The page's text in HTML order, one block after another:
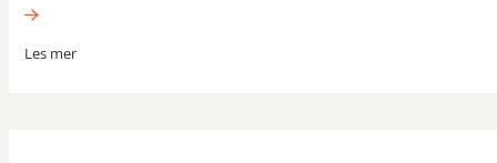
Les mer